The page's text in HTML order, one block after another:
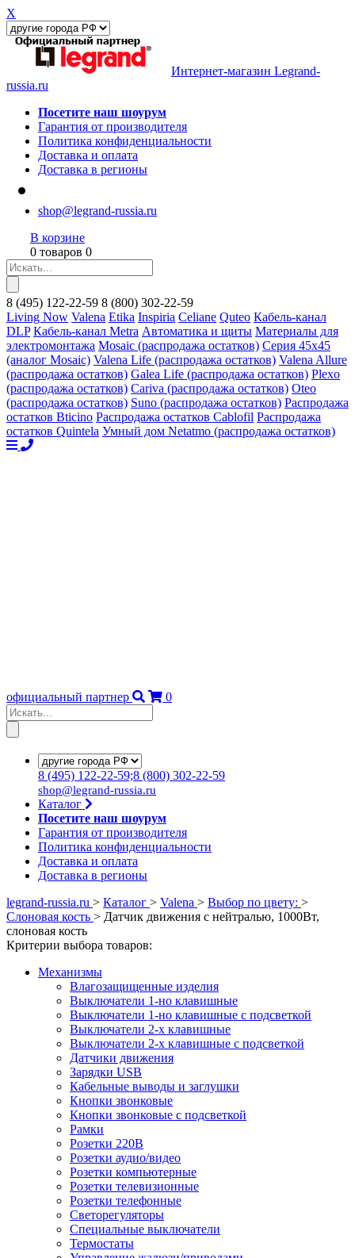
X
Интернет-магазин Legrand-
russia.ru
Посетите наш шоурум
Гарантия от производителя
Политика конфиденциальности
Доставка и оплата
Доставка в регионы
shop@legrand-russia.ru
В корзине
0 товаров 0
8 (495) 122-22-59 8 (800) 302-22-59
Living Now Valena Etika Inspiria Celiane Quteo Кабель-канал
DLP Кабель-канал Metra Автоматика и щиты Материалы для
электромонтажа Mosaic (распродажа остатков) Серия 45х45
(аналог Mosaic) Valena Life (распродажа остатков) Valena Allure
(распродажа остатков) Galea Life (распродажа остатков) Plexo
(распродажа остатков) Cariva (распродажа остатков) Oteo
(распродажа остатков) Suno (распродажа остатков) Распродажа
остатков Bticino Распродажа остатков Cablofil Распродажа
остатков Quintela Умный дом Netatmo (распродажа остатков)
официальный партнер 0
8 (495) 122-22-59;8 (800) 302-22-59
shop@legrand-russia.ru
Каталог
Посетите наш шоурум
Гарантия от производителя
Политика конфиденциальности
Доставка и оплата
Доставка в регионы
legrand-russia.ru > Каталог > Valena > Выбор по цвету: >
Слоновая кость > Датчик движения с нейтралью, 1000Вт,
слоновая кость
Критерии выбора товаров:
Механизмы
Влагозащищенные изделия
Выключатели 1-но клавишные
Выключатели 1-но клавишные с подсветкой
Выключатели 2-х клавишные
Выключатели 2-х клавишные с подсветкой
Датчики движения
Зарядки USB
Кабельные выводы и заглушки
Кнопки звонковые
Кнопки звонковые с подсветкой
Рамки
Розетки 220В
Розетки аудио/видео
Розетки компьютерные
Розетки телевизионные
Розетки телефонные
Светорегуляторы
Специальные выключатели
Термостаты